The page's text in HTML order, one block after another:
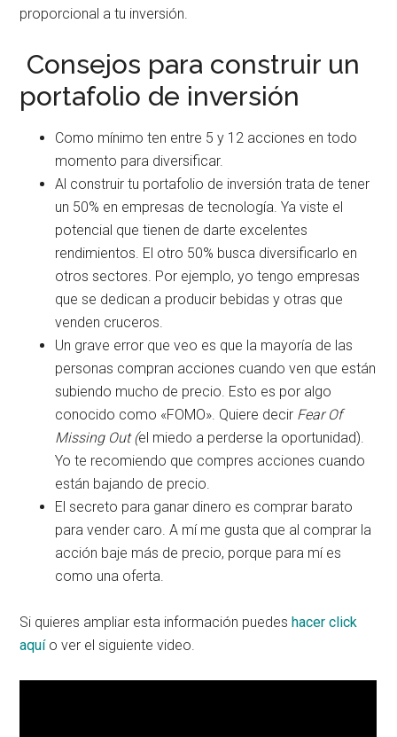
proporcional a tu inversión.
Consejos para construir un
portafolio de inversión
Como mínimo ten entre 5 y 12 acciones en todo
momento para diversificar.
Al construir tu portafolio de inversión trata de tener
un 50% en empresas de tecnología. Ya viste el
potencial que tienen de darte excelentes
rendimientos. El otro 50% busca diversificarlo en
otros sectores. Por ejemplo, yo tengo empresas
que se dedican a producir bebidas y otras que
venden cruceros.
Un grave error que veo es que la mayoría de las
personas compran acciones cuando ven que están
subiendo mucho de precio. Esto es por algo
conocido como «FOMO». Quiere decir Fear Of
Missing Out (el miedo a perderse la oportunidad).
Yo te recomiendo que compres acciones cuando
están bajando de precio.
El secreto para ganar dinero es comprar barato
para vender caro. A mí me gusta que al comprar la
acción baje más de precio, porque para mí es
como una oferta.
Si quieres ampliar esta información puedeshacer click
aquío ver el siguiente video.